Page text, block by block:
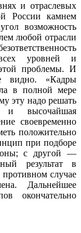
и отраслевых
России камнем
возможность
любой отрасли
уровней и
проблемы. И
видно. «Кадры
в полной мере
эту надо решать
и высочайшая
своевременно
положительно
при подборе
с другой —
результат в
случае
Дальнейшее
окончательно